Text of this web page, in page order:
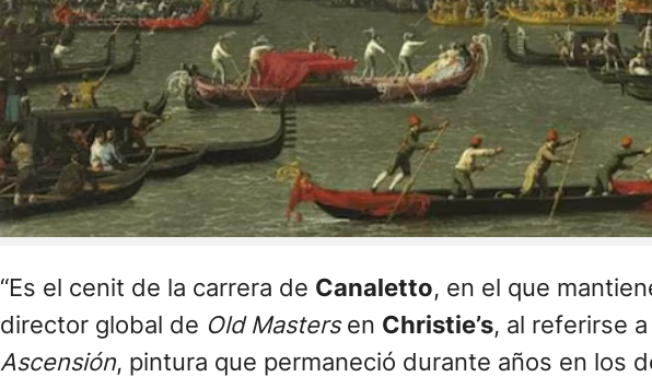
“Es el cenit de la carrera de Canaletto, en el que
director global de Old Mastersen Christie’s, al referirse
Ascensión, pintura que permaneció durante años en los